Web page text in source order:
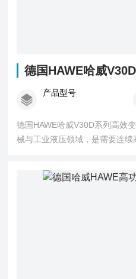
德国HAWE哈威
产品型号
德国HAWE哈威V30D系列高效
械与工业液压领域，是需要连续